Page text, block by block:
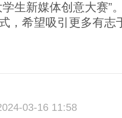
学生新媒体创意大赛”
，希望吸引更多有志
03-16 11:58